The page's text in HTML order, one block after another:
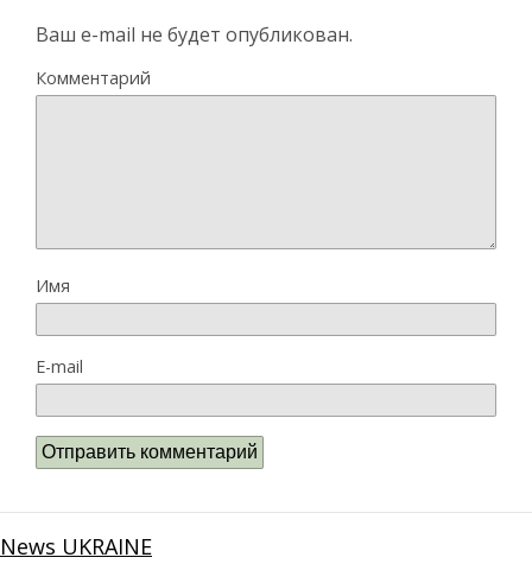
Ваш e-mail не будет опубликован.
Комментарий
Имя
E-mail
News UKRAINE